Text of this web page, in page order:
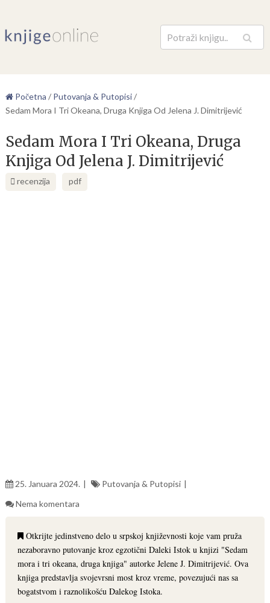
Pretraga
Početna / Putovanja & Putopisi/
Sedam Mora I Tri Okeana, Druga Knjiga Od Jelena J. Dimitrijević
Sedam Mora I Tri Okeana, Druga
Knjiga Od Jelena J. Dimitrijević
recenzija pdf
25. Januara 2024.
Putovanja & Putopisi
Nema komentara
Otkrijte jedinstveno delo u srpskoj književnosti koje vam pruža
nezaboravno putovanje kroz egzotični Daleki Istok u knjizi "Sedam
mora i tri okeana, druga knjiga" autorke Jelene J. Dimitrijević. Ova
knjiga predstavlja svojevrsni most kroz vreme, povezujući nas sa
bogatstvom i raznolikošću Dalekog Istoka.